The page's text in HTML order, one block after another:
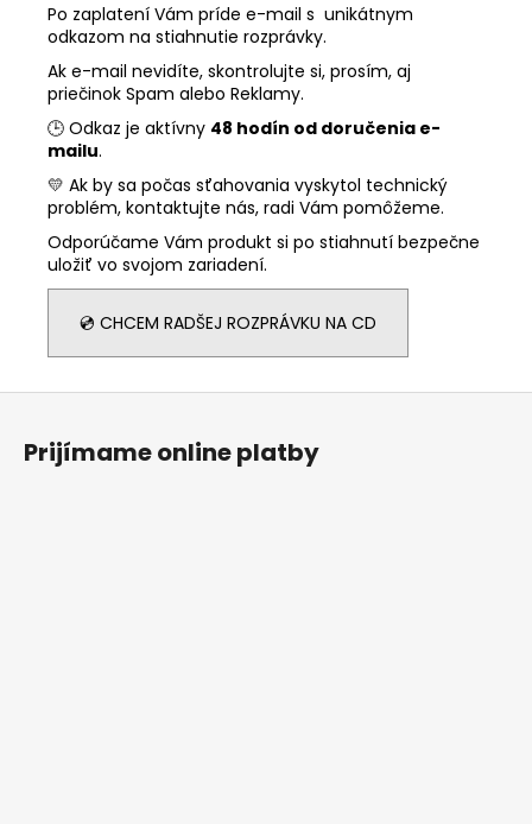
Po zaplatení Vám príde e-mail s unikátnym
odkazom na stiahnutie rozprávky.
Ak e-mail nevidíte, skontrolujte si, prosím, aj
priečinok Spam alebo Reklamy.
🕒 Odkaz je aktívny 48 hodín od doručenia e-
mailu.
💛 Ak by sa počas sťahovania vyskytol technický
problém, kontaktujte nás, radi Vám pomôžeme.
Odporúčame Vám produkt si po stiahnutí bezpečne
uložiť vo svojom zariadení.
💿 CHCEM RADŠEJ ROZPRÁVKU NA CD
Z
Prijímame online platby